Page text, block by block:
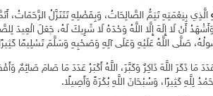
الَّذِي بِنِعْمَتِهِ تَتِمُّ الصَّالِحَاتُ، وَبِفَضْلِهِ تَتَنَزَّلُ الرَّحَمَاتُ، أَتَمَّ
أَنْ لَا إِلَهَ إِلَّا اللَّهُ وَحْدَهُ لَا شَرِيكَ لَهُ، جَعَلَ الْعِيدَ
صَلَّى اللَّهُ عَلَيْهِ وَعَلَى آلِهِ وَصَحْبِهِ وَسَلَّمَ تَسْلِيمًا
عَدَدَ مَا ذَكَرَ اللَّهَ ذَاكِرٌ وَكَبَّرَ، اللَّهُ أَكْبَرُ عَدَدَ مَا صَامَ صَائِمٌ
لِلَّهِ كَثِيرًا، وَسُبْحَانَ اللَّهِ بُكْرَةً وَأَصِيلًا.